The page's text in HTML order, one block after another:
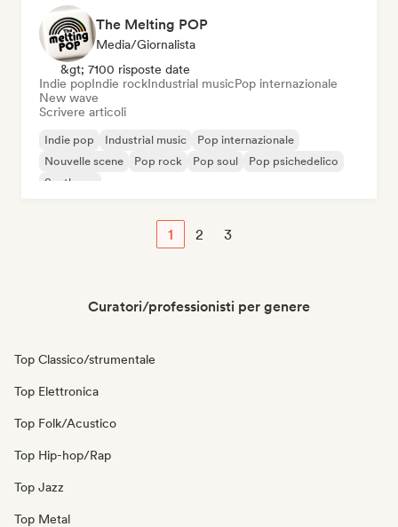
The Melting POP
Media/Giornalista
&gt; 7100 risposte date
Indie popIndie rockIndustrial musicPop internazionale
New wave
Scrivere articoli
Indie pop Industrial music
Pop internazionale
Nouvelle scene
Pop rock Pop soul
Pop psichedelico
Synthpop
1 2 3
Curatori/professionisti per genere
Top Classico/strumentale
Top Elettronica
Top Folk/Acustico
Top Hip-hop/Rap
Top Jazz
Top Metal